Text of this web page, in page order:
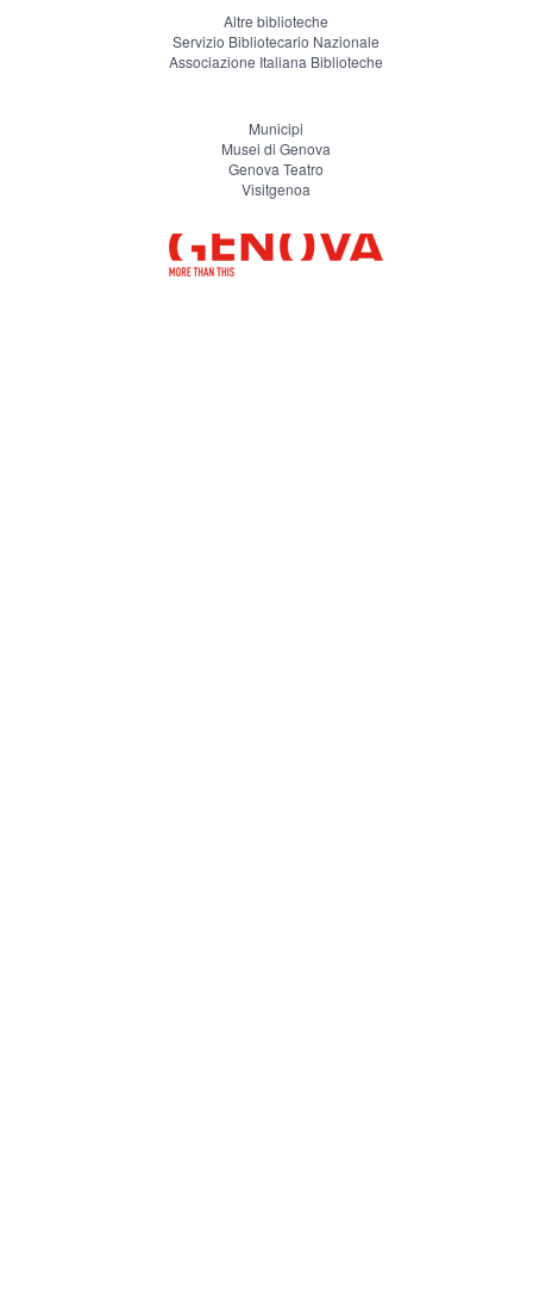
Altre biblioteche
Servizio Bibliotecario Nazionale
Associazione Italiana Biblioteche
Municipi
Musei di Genova
Genova Teatro
Visitgenoa